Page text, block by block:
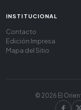
INSTITUCIONAL
Contacto
Edición Impresa
Mapa del Sitio
© 2026 El